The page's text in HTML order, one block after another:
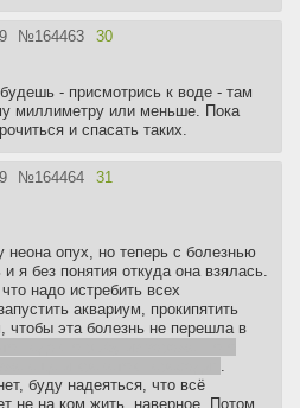
№164463 30
- присмотрись к воде - там
миллиметру или меньше. Пока
и спасать таких.
№164464 31
неона опух, но теперь с болезнью
я без понятия откуда она взялась.
надо истребить всех
аквариум, прокипятить
чтобы эта болезнь не перешла в
.
буду надеяться, что всё
не на ком жить, наверное. Потом